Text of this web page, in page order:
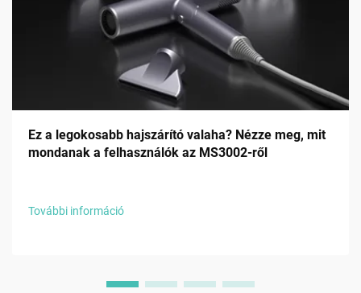
Ez a legokosabb hajszárító valaha? Nézze meg, mit
mondanak a felhasználók az MS3002-ről
További információ